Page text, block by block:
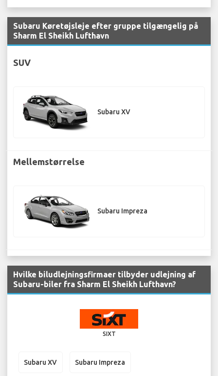
Subaru Køretøjsleje efter gruppe tilgængelig på
Sharm El Sheikh Lufthavn
SUV
Subaru XV
Mellemstørrelse
Subaru Impreza
Hvilke biludlejningsfirmaer tilbyder udlejning af
Subaru-biler fra Sharm El Sheikh Lufthavn?
SIXT
Subaru XV Subaru Impreza